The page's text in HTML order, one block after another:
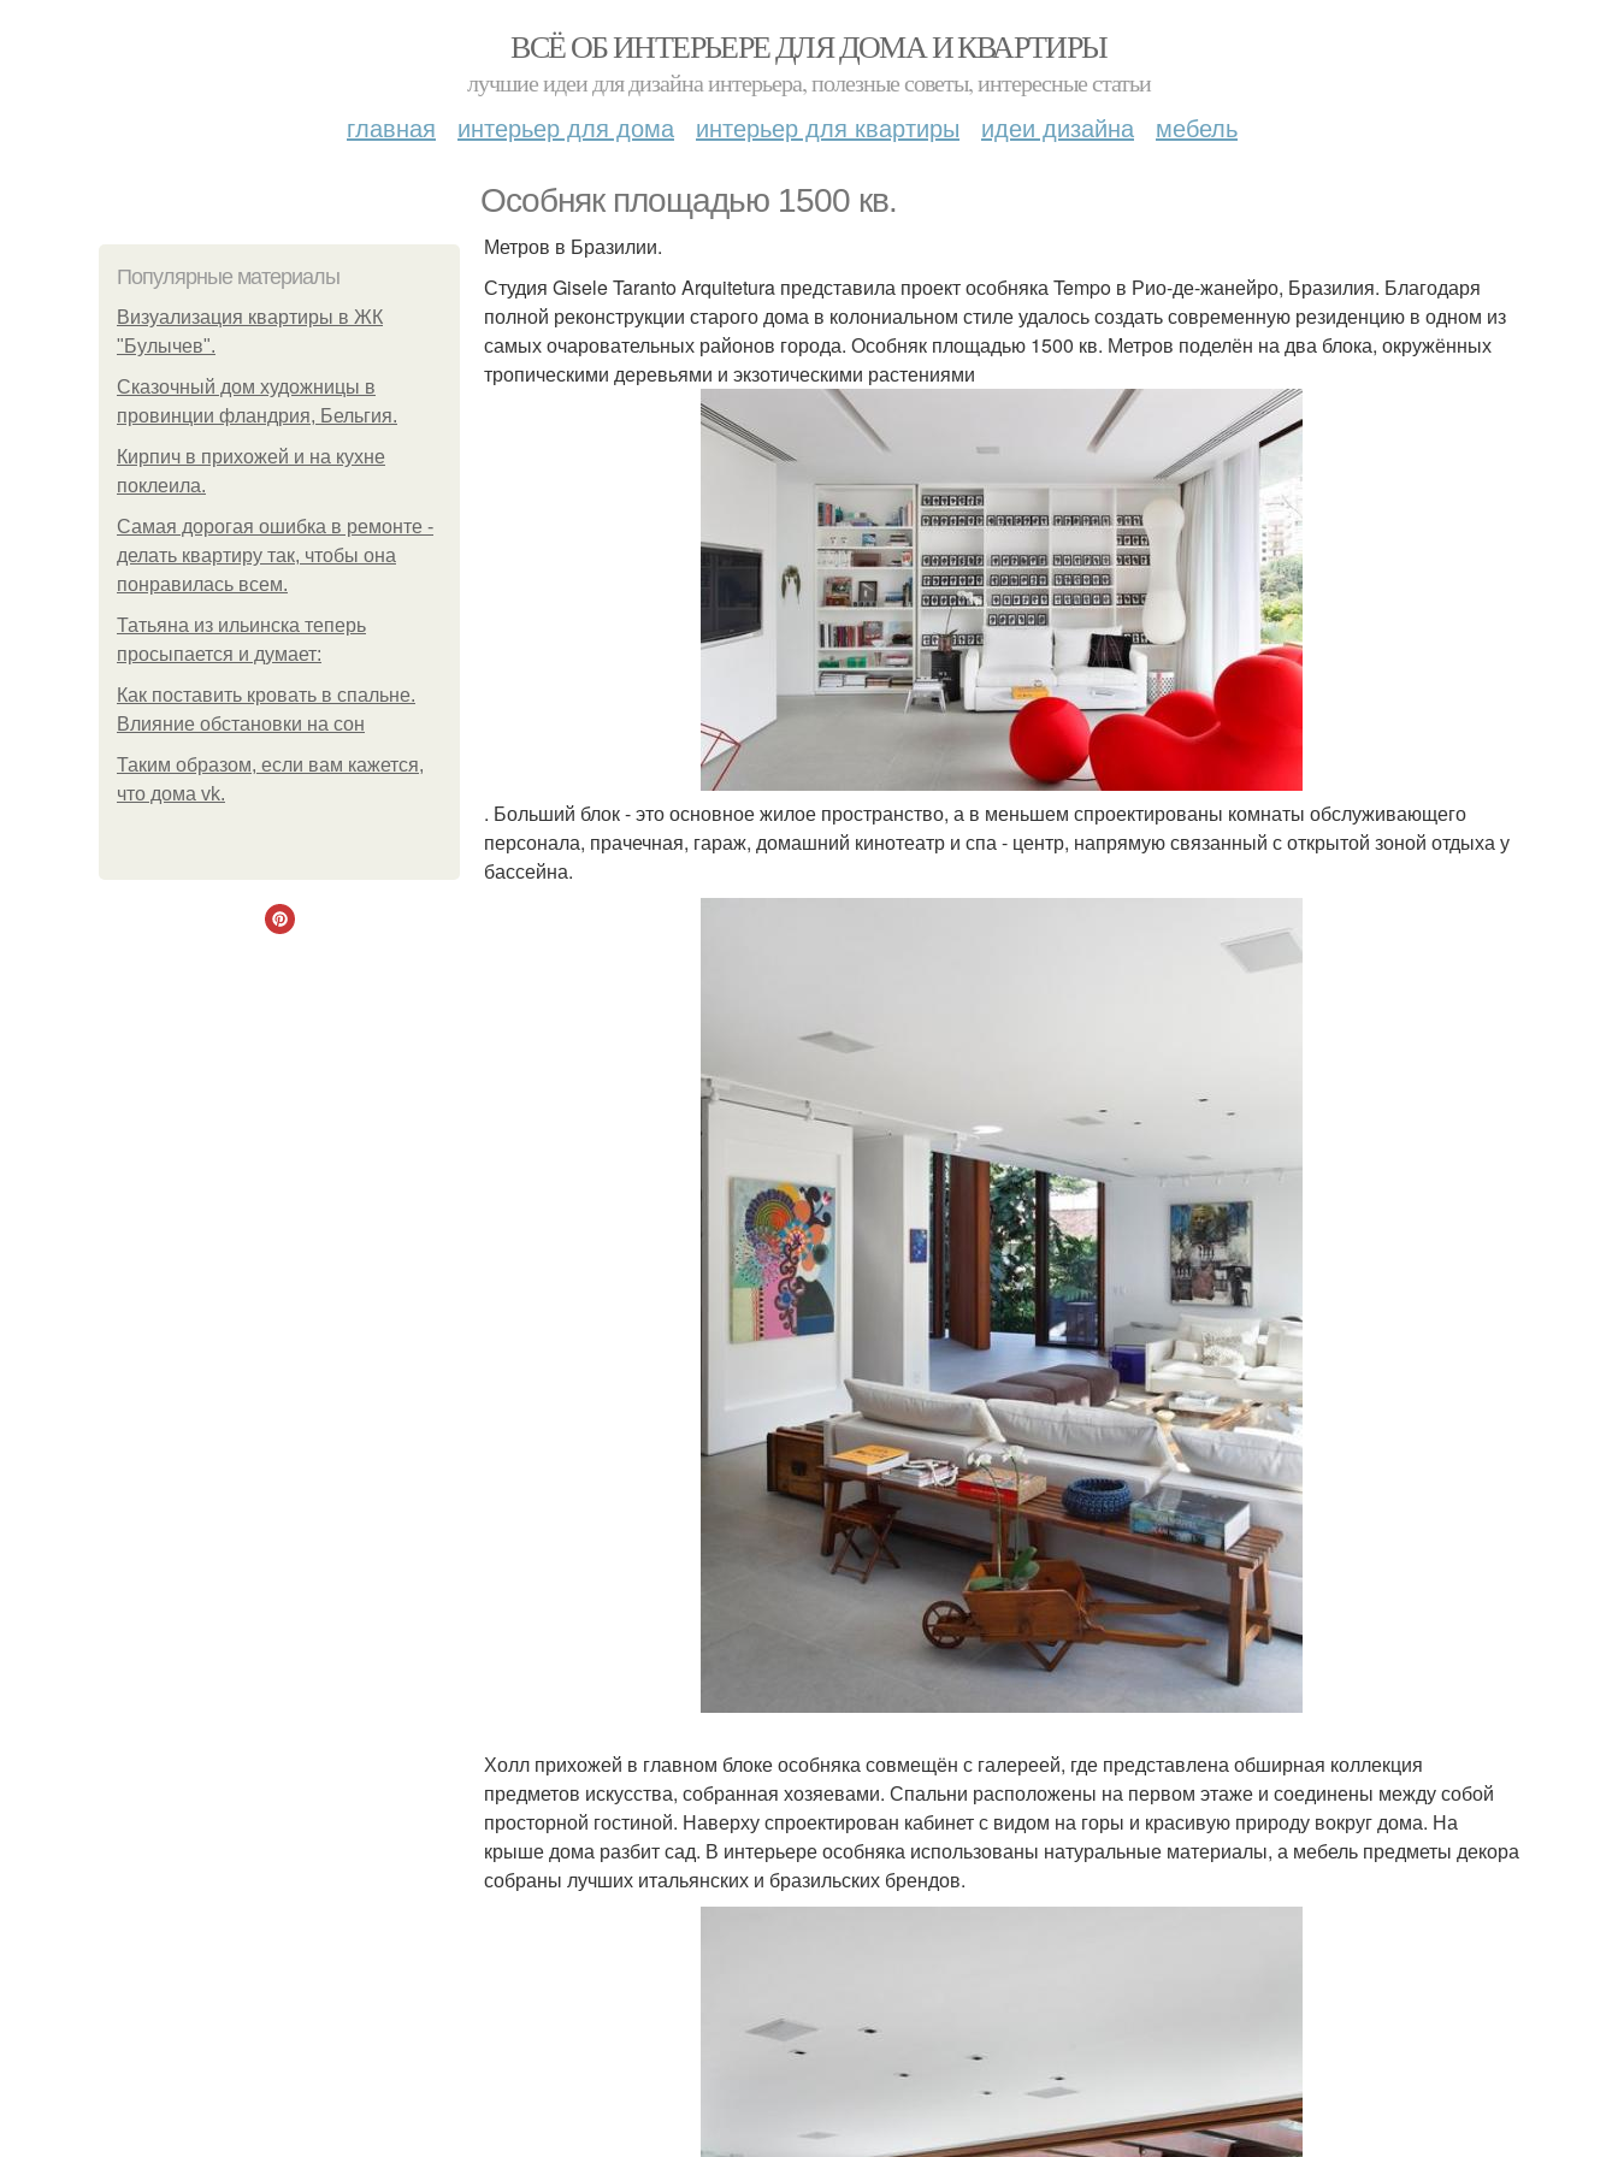
ВСЁ ОБ ИНТЕРЬЕРЕ ДЛЯ ДОМА И КВАРТИРЫ
лучшие идеи для дизайна интерьера, полезные советы, интересные статьи
главная интерьер для дома интерьер для квартиры идеи дизайна мебель
Особняк площадью 1500 кв.
Популярные материалы
Визуализация квартиры в ЖК
"Булычев".
Сказочный дом художницы в
провинции фландрия, Бельгия.
Кирпич в прихожей и на кухне
поклеила.
Самая дорогая ошибка в ремонте -
делать квартиру так, чтобы она
понравилась всем.
Татьяна из ильинска теперь
просыпается и думает:
Как поставить кровать в спальне.
Влияние обстановки на сон
Таким образом, если вам кажется,
что дома vk.
Метров в Бразилии.
Студия Gisele Taranto Arquitetura представила проект особняка Tempo в Рио-де-жанейро, Бразилия. Благодаря
полной реконструкции старого дома в колониальном стиле удалось создать современную резиденцию в одном из
самых очаровательных районов города. Особняк площадью 1500 кв. Метров поделён на два блока, окружённых
тропическими деревьями и экзотическими растениями
. Больший блок - это основное жилое пространство, а в меньшем спроектированы комнаты обслуживающего
персонала, прачечная, гараж, домашний кинотеатр и спа - центр, напрямую связанный с открытой зоной отдыха у
бассейна.
Холл прихожей в главном блоке особняка совмещён с галереей, где представлена обширная коллекция
предметов искусства, собранная хозяевами. Спальни расположены на первом этаже и соединены между собой
просторной гостиной. Наверху спроектирован кабинет с видом на горы и красивую природу вокруг дома. На
крыше дома разбит сад. В интерьере особняка использованы натуральные материалы, а мебель предметы декора
собраны лучших итальянских и бразильских брендов.